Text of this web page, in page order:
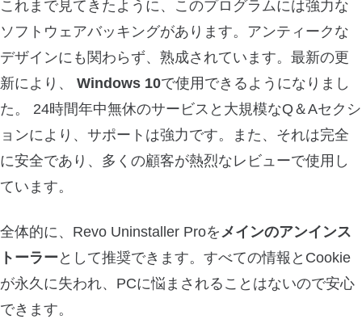
これまで見てきたように、このプログラムには強力な
ソフトウェアバッキングがあります。アンティークな
デザインにも関わらず、熟成されています。最新の更
新により、 Windows 10で使用できるようになりまし
た。 24時間年中無休のサービスと大規模なQ＆Aセクシ
ョンにより、サポートは強力です。また、それは完全
に安全であり、多くの顧客が熱烈なレビューで使用し
ています。
全体的に、Revo Uninstaller Proをメインのアンインス
トーラーとして推奨できます。すべての情報とCookie
が永久に失われ、PCに悩まされることはないので安心
できます。